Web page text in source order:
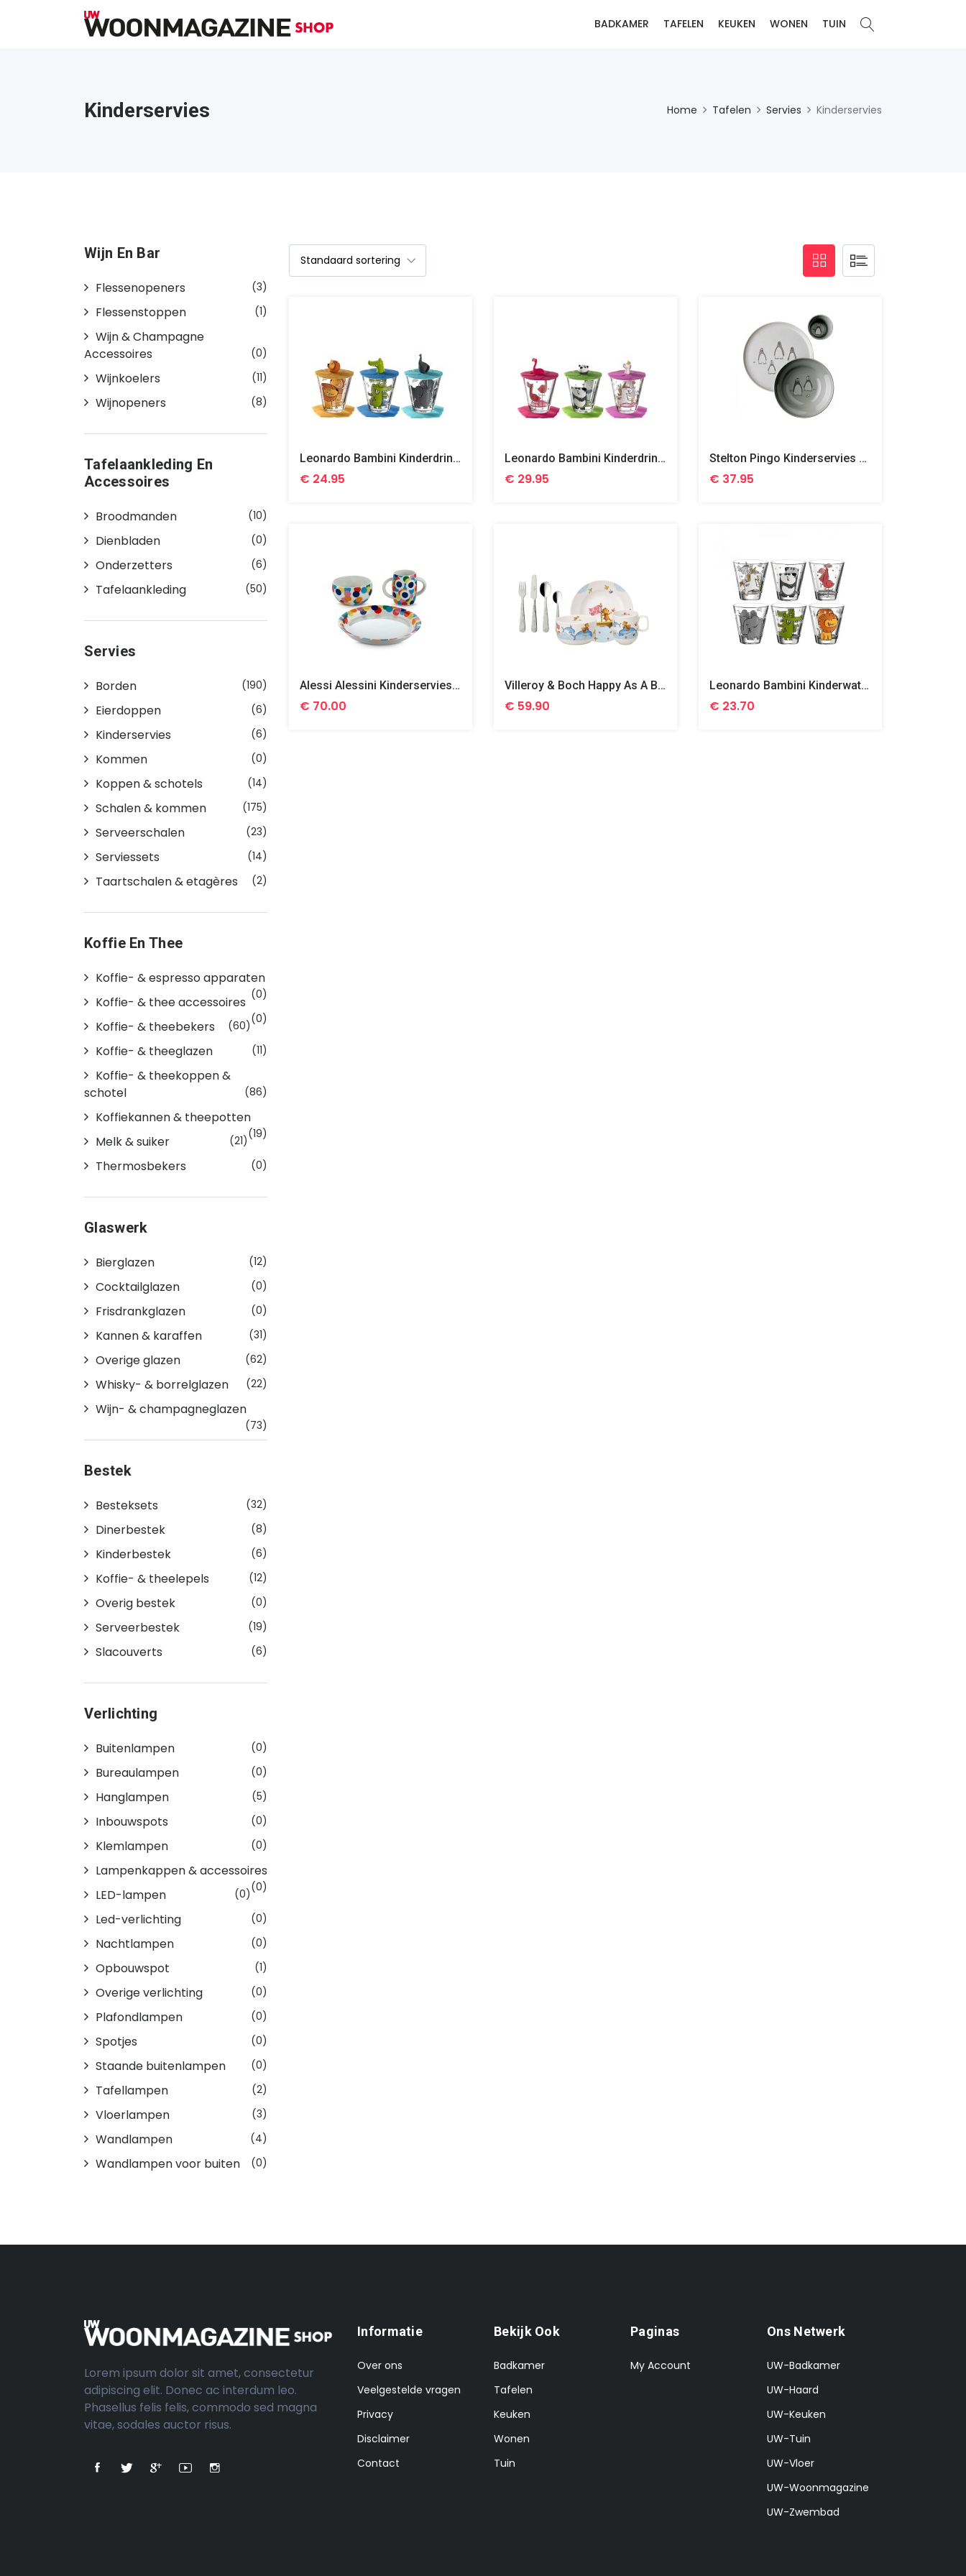
BADKAMER TAFELEN KEUKEN WONEN TUIN
Kinderservies Home Tafelen Servies Kinderservies
Leonardo Bambini Kinderdrinkset Olifant, Leeuw En Krokodil, 9 Delig
€ 24.95
Leonardo Bambini Kinderdrinkset Unicorn, Panda En Flamingo, 9 Delig
€ 29.95
Stelton Pingo Kinderservies 3 Delig
€ 37.95
Alessi Alessini Kinderservies Porselein 3 Delig
€ 70.00
Villeroy & Boch Happy As A Bear Kinderservies Premium Porselein,7-Delig
€ 59.90
Leonardo Bambini Kinderwaterglas Met Print 0,22 L, Per 6
€ 23.70
Wijn En Bar
Flessenopeners (3)
Flessenstoppen (1)
Wijn & Champagne
Accessoires
(0)
Wijnkoelers (11)
Wijnopeners (8)
Tafelaankleding En
Accessoires
Broodmanden (10)
Dienbladen (0)
Onderzetters (6)
Tafelaankleding (50)
Servies
Borden (190)
Eierdoppen (6)
Kinderservies (6)
Kommen (0)
Koppen & schotels (14)
Schalen & kommen (175)
Serveerschalen (23)
Serviessets (14)
Taartschalen & etagères (2)
Koffie En Thee
Koffie- & espresso apparaten
(0)
Koffie- & thee accessoires
(0)
Koffie- & theebekers (60)
Koffie- & theeglazen (11)
Koffie- & theekoppen &
schotel
(86)
Koffiekannen & theepotten
(19)
Melk & suiker (21)
Thermosbekers (0)
Glaswerk
Bierglazen (12)
Cocktailglazen (0)
Frisdrankglazen (0)
Kannen & karaffen (31)
Overige glazen (62)
Whisky- & borrelglazen (22)
Wijn- & champagneglazen
(73)
Bestek
Besteksets (32)
Dinerbestek (8)
Kinderbestek (6)
Koffie- & theelepels (12)
Overig bestek (0)
Serveerbestek (19)
Slacouverts (6)
Verlichting
Buitenlampen (0)
Bureaulampen (0)
Hanglampen (5)
Inbouwspots (0)
Klemlampen (0)
Lampenkappen & accessoires
(0)
LED-lampen (0)
Led-verlichting (0)
Nachtlampen (0)
Opbouwspot (1)
Overige verlichting (0)
Plafondlampen (0)
Spotjes (0)
Staande buitenlampen (0)
Tafellampen (2)
Vloerlampen (3)
Wandlampen (4)
Wandlampen voor buiten (0)
Lorem ipsum dolor sit amet, consectetur
adipiscing elit. Donec ac interdum leo.
Phasellus felis felis, commodo sed magna
vitae, sodales auctor risus.
Informatie
Over ons
Veelgestelde vragen
Privacy
Disclaimer
Contact
Bekijk Ook
Badkamer
Tafelen
Keuken
Wonen
Tuin
Paginas
My Account
Ons Netwerk
UW-Badkamer
UW-Haard
UW-Keuken
UW-Tuin
UW-Vloer
UW-Woonmagazine
UW-Zwembad